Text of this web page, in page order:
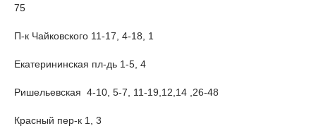
75
П-к Чайковского 11-17, 4-18, 1
Екатерининская пл-дь 1-5, 4
Ришельевская 4-10, 5-7, 11-19,12,14 ,26-48
Красный пер-к 1, 3